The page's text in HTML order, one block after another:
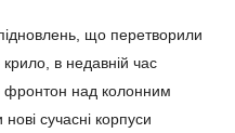
що перетворили
в недавній час
фронтон над колонним
сучасні корпуси